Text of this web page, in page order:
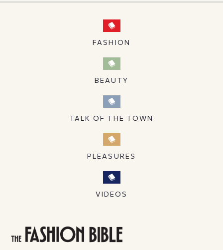
FASHION
BEAUTY
TALK OF THE TOWN
PLEASURES
VIDEOS